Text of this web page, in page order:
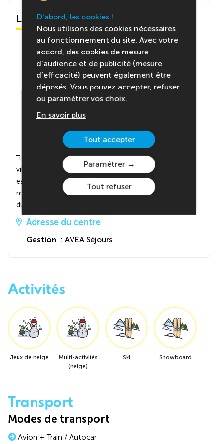
Le centre
Tu seras hébergé(e) dans un centre au cœur du
village, à 1260 m d’altitude. Chambres confortables,
espaces d’activités et vue panoramique sur les
montagnes : tout est réuni pour profiter pleinement
du séjour.
Adresse du centre
Gestion : AVEA Séjours
Activités
Jeux de neige
Multi-activités
(neige)
Ski Snowboard
Transport
Modes de transport
Avion + Train / Autocar
D'abord, les cookies !
Nous utilisons des cookies nécessaires
au fonctionnement du site. Avec votre
accord, des cookies de mesure
d’audience et de publicité (mesure
d’efficacité) peuvent également être
déposés. Vous pouvez accepter, refuser
ou paramétrer vos choix.
En savoir plus
Tout accepter
Paramétrer
Tout refuser